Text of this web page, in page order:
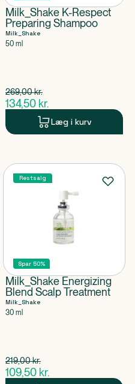
Milk_Shake K-Respect
Preparing Shampoo
Milk_Shake
50 ml
$gammel pris
269,00kr.
Spar 134,50 kr.
$nuværende pris
134,50 kr.
Læg i kurv
Restsalg
Spar 50%
Milk_Shake Energizing
Blend Scalp Treatment
Milk_Shake
30 ml
$gammel pris
219,00kr.
Spar 109,50 kr.
$nuværende pris
109,50 kr.